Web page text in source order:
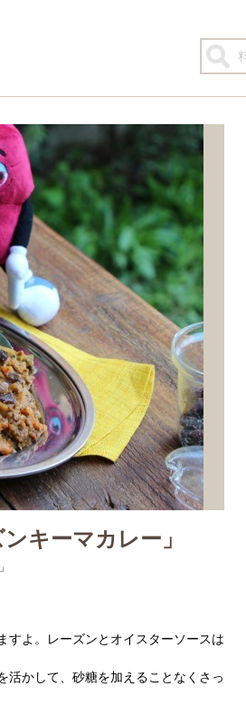
キーマカレー」
すよ。レーズンとオイスターソースは
活かして、砂糖を加えることなくさっ